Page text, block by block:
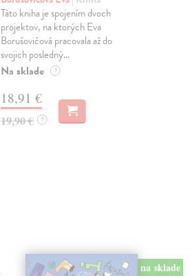
Táto kniha je spojením dvoch
projektov, na ktorých Eva
Borušovičová pracovala až do
svojich posledný...
Na sklade ?
18,91 €
19,90 € ?
na sklade